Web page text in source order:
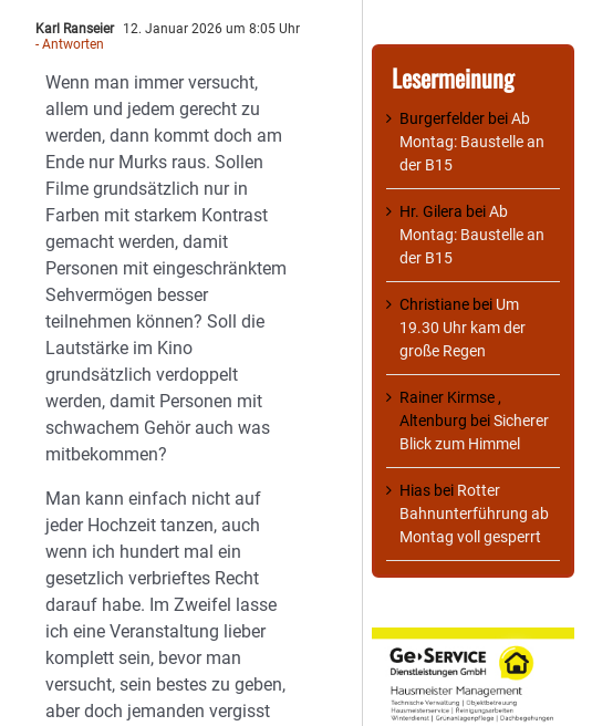
Karl Ranseier
12. Januar 2026 um 8:05 Uhr
- Antworten
Wenn man immer versucht,
allem und jedem gerecht zu
werden, dann kommt doch am
Ende nur Murks raus. Sollen
Filme grundsätzlich nur in
Farben mit starkem Kontrast
gemacht werden, damit
Personen mit eingeschränktem
Sehvermögen besser
teilnehmen können? Soll die
Lautstärke im Kino
grundsätzlich verdoppelt
werden, damit Personen mit
schwachem Gehör auch was
mitbekommen?
Man kann einfach nicht auf
jeder Hochzeit tanzen, auch
wenn ich hundert mal ein
gesetzlich verbrieftes Recht
darauf habe. Im Zweifel lasse
ich eine Veranstaltung lieber
komplett sein, bevor man
versucht, sein bestes zu geben,
aber doch jemanden vergisst
Lesermeinung
Burgerfelder beiAb
Montag: Baustelle an
der B15
Hr. Gilera beiAb
Montag: Baustelle an
der B15
Christiane bei Um
19.30 Uhr kam der
große Regen
Rainer Kirmse ,
Altenburg beiSicherer
Blick zum Himmel
Hias bei Rotter
Bahnunterführung ab
Montag voll gesperrt